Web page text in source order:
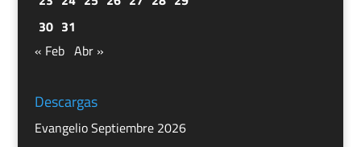
30 31
« Feb Abr »
Descargas
Evangelio Septiembre 2026